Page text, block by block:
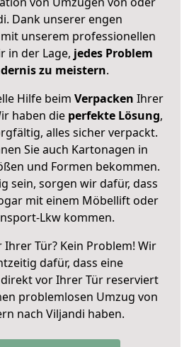
Dank unserer engen
unserem professionellen
in der Lage, jedes Problem
zu meistern.
Hilfe beim Verpacken Ihrer
haben die perfekte Lösung,
alles sicher verpackt.
Sie auch Kartonagen in
und Formen bekommen.
sein, sorgen wir dafür, dass
mit einem Möbellift oder
Lkw kommen.
Ihrer Tür? Kein Problem! Wir
dafür, dass eine
vor Ihrer Tür reserviert
problemlosen Umzug von
nach Viljandi haben.